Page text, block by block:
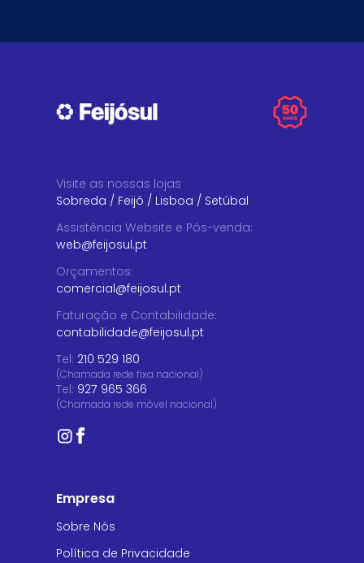
Visite as nossas lojas
Sobreda / Feijó / Lisboa / Setúbal
Assistência Website e Pós-venda:
web@feijosul.pt
Orçamentos:
comercial@feijosul.pt
Faturação e Contabilidade:
contabilidade@feijosul.pt
Tel: 210 529 180
(Chamada rede fixa nacional)
Tel: 927 965 366
(Chamada rede móvel nacional)
Empresa
Sobre Nós
Política de Privacidade